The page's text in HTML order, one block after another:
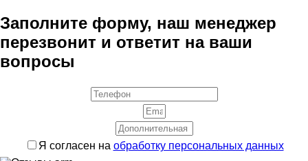
Заполните форму, наш менеджер
перезвонит и ответит на ваши
вопросы
Я согласен на обработку персональных данных